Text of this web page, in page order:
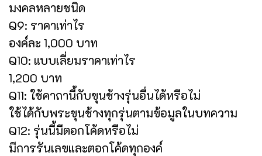
มงคลหลายชนิด
Q9: ราคาเท่าไร
องค์ละ 1,000 บาท
Q10: แบบเลี่ยมราคาเท่าไร
1,200 บาท
Q11: ใช้คาถานี้กับขุนช้างรุ่นอื่นได้หรือไม่
ใช้ได้กับพระขุนช้างทุกรุ่นตามข้อมูลในบทความ
Q12: รุ่นนี้มีตอกโค้ดหรือไม่
มีการรันเลขและตอกโค้ดทุกองค์